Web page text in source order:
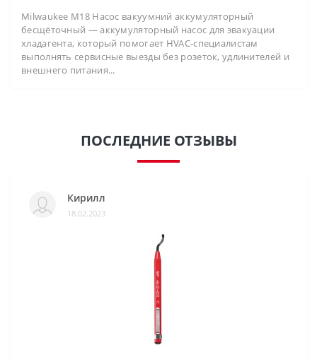
Milwaukee M18 Насос вакуумний аккумуляторный
бесщёточный — аккумуляторный насос для эвакуации
хладагента, который помогает HVAC-специалистам
выполнять сервисные выезды без розеток, удлинителей и
внешнего питания...
ПОСЛЕДНИЕ ОТЗЫВЫ
Кирилл
18.02.2023